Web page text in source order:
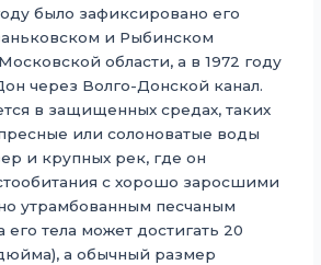
было зафиксировано его
и Рыбинском
области, а в 1972 году
через Волго-Донской канал.
в защищенных средах, таких
или солоноватые воды
и крупных рек, где он
с хорошо заросшими
утрамбованным песчаным
его тела может достигать 20
а обычный размер